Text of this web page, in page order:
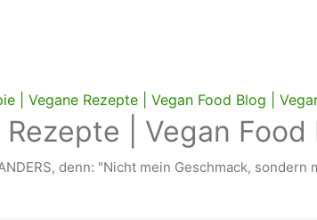
| Vegan
denn: "Nicht mein Geschmack,